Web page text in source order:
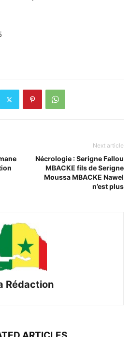
Next article
Nécrologie : Serigne Fallou
MBACKE fils de Serigne
Moussa MBACKE Nawel
n’est plus
Rédaction